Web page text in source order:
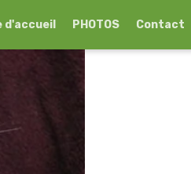
d'accueil PHOTOS Contact